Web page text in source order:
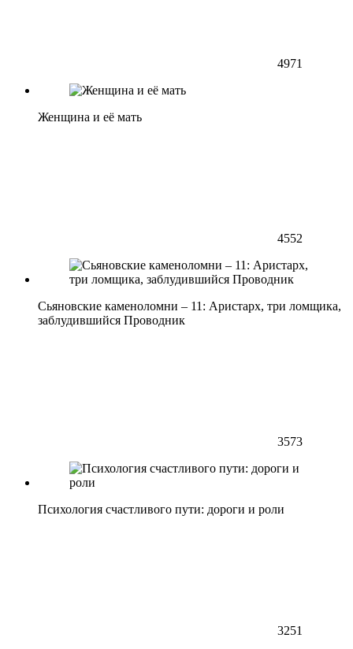
4971
Женщина и её мать
4552
Сьяновские каменоломни – 11: Аристарх, три ломщика,
заблудившийся Проводник
3573
Психология счастливого пути: дороги и роли
3251